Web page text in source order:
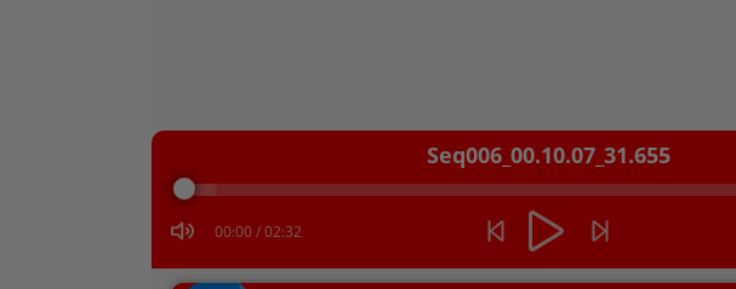
Tocador
áudio
Seq006_00.10.07_31.655
00:00 /02:32